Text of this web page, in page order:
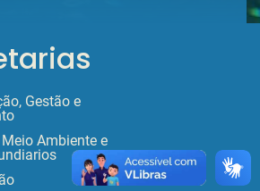
Gestão e
Ambiente e